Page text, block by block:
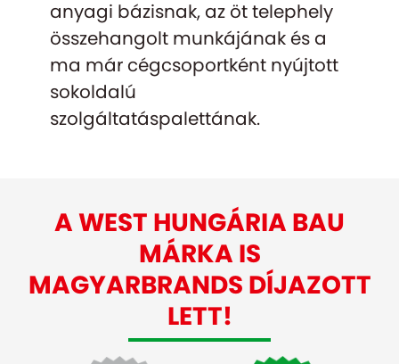
anyagi bázisnak, az öt telephely
összehangolt munkájának és a
ma már cégcsoportként nyújtott
sokoldalú
szolgáltatáspalettának.
A WEST HUNGÁRIA BAU
MÁRKA IS
MAGYARBRANDS DÍJAZOTT
LETT!